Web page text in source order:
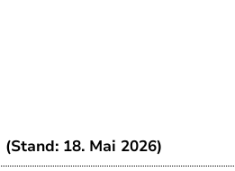
(Stand: 18. Mai 2026)